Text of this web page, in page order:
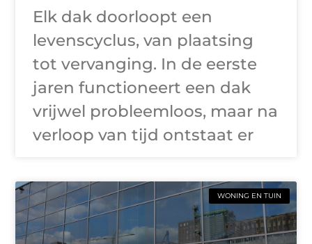
Elk dak doorloopt een
levenscyclus, van plaatsing
tot vervanging. In de eerste
jaren functioneert een dak
vrijwel probleemloos, maar na
verloop van tijd ontstaat er
WONING EN TUIN